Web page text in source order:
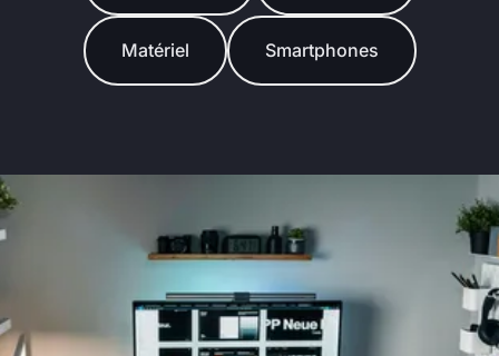
Matériel Smartphones